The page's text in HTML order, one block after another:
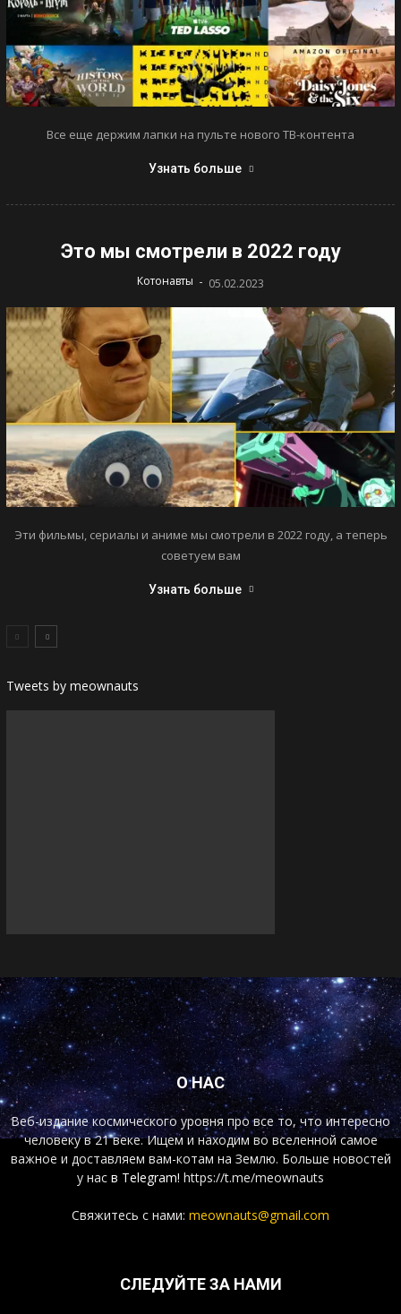
Все еще держим лапки на пульте нового ТВ-контента
Узнать больше
Это мы смотрели в 2022 году
Котонавты - 05.02.2023
Эти фильмы, сериалы и аниме мы смотрели в 2022 году, а теперь
советуем вам
Узнать больше
Tweets by meownauts
О НАС
Веб-издание космического уровня про все то, что интересно
человеку в 21 веке. Ищем и находим во вселенной самое
важное и доставляем вам-котам на Землю. Больше новостей
у нас в Telegram! https://t.me/meownauts
Свяжитесь с нами: meownauts@gmail.com
СЛЕДУЙТЕ ЗА НАМИ